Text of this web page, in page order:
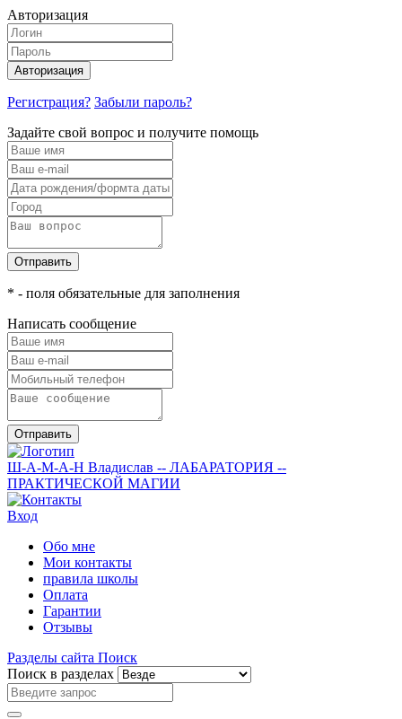
Авторизация
Авторизация
Регистрация? Забыли пароль?
Задайте свой вопрос и получите помощь
Отправить
* - поля обязательные для заполнения
Написать сообщение
Отправить
Ш-А-М-А-Н Владислав -- ЛАБАРАТОРИЯ --
ПРАКТИЧЕСКОЙ МАГИИ
Вход
Обо мне
Мои контакты
правила школы
Оплата
Гарантии
Отзывы
Разделы сайта Поиск
Поиск в разделах